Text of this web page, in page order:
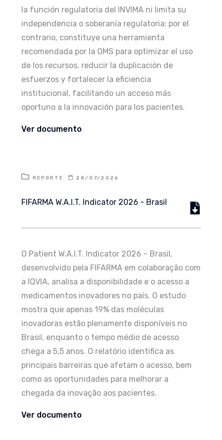
la función regulatoria del INVIMA ni limita su
independencia o soberanía regulatoria; por el
contrario, constituye una herramienta
recomendada por la OMS para optimizar el uso
de los recursos, reducir la duplicación de
esfuerzos y fortalecer la eficiencia
institucional, facilitando un acceso más
oportuno a la innovación para los pacientes.
Ver documento
REPORTE 28/07/2026
FIFARMA W.A.I.T. Indicator 2026 - Brasil
O Patient W.A.I.T. Indicator 2026 – Brasil,
desenvolvido pela FIFARMA em colaboração com
a IQVIA, analisa a disponibilidade e o acesso a
medicamentos inovadores no país. O estudo
mostra que apenas 19% das moléculas
inovadoras estão plenamente disponíveis no
Brasil, enquanto o tempo médio de acesso
chega a 5,5 anos. O relatório identifica as
principais barreiras que afetam o acesso, bem
como as oportunidades para melhorar a
chegada da inovação aos pacientes.
Ver documento